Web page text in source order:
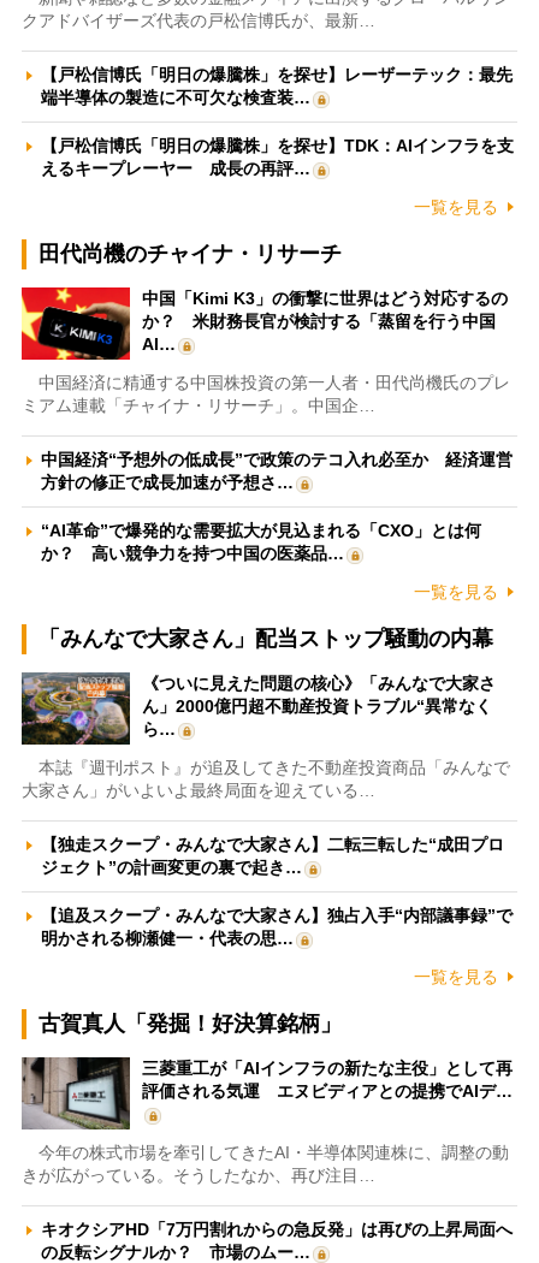
クアドバイザーズ代表の戸松信博氏が、最新…
【戸松信博氏「明日の爆騰株」を探せ】レーザーテック：最先
端半導体の製造に不可欠な検査装…
【戸松信博氏「明日の爆騰株」を探せ】TDK：AIインフラを支
えるキープレーヤー 成長の再評…
一覧を見る
田代尚機のチャイナ・リサーチ
中国「Kimi K3」の衝撃に世界はどう対応するの
か？ 米財務長官が検討する「蒸留を行う中国
AI…
中国経済に精通する中国株投資の第一人者・田代尚機氏のプレ
ミアム連載「チャイナ・リサーチ」。中国企…
中国経済“予想外の低成長”で政策のテコ入れ必至か 経済運営
方針の修正で成長加速が予想さ…
“AI革命”で爆発的な需要拡大が見込まれる「CXO」とは何
か？ 高い競争力を持つ中国の医薬品…
一覧を見る
「みんなで大家さん」配当ストップ騒動の内幕
《ついに見えた問題の核心》「みんなで大家さ
ん」2000億円超不動産投資トラブル“異常なく
ら…
本誌『週刊ポスト』が追及してきた不動産投資商品「みんなで
大家さん」がいよいよ最終局面を迎えている…
【独走スクープ・みんなで大家さん】二転三転した“成田プロ
ジェクト”の計画変更の裏で起き…
【追及スクープ・みんなで大家さん】独占入手“内部議事録”で
明かされる柳瀬健一・代表の思…
一覧を見る
古賀真人「発掘！好決算銘柄」
三菱重工が「AIインフラの新たな主役」として再
評価される気運 エヌビディアとの提携でAIデ…
今年の株式市場を牽引してきたAI・半導体関連株に、調整の動
きが広がっている。そうしたなか、再び注目…
キオクシアHD「7万円割れからの急反発」は再びの上昇局面へ
の反転シグナルか？ 市場のムー…